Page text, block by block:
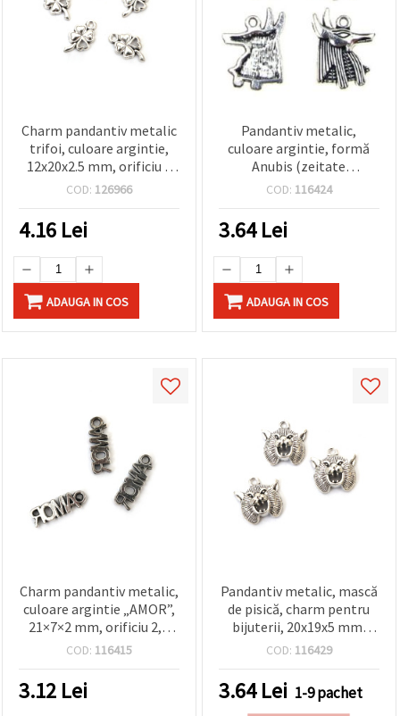
Charm pandantiv metalic
trifoi, culoare argintie,
12x20x2.5 mm, orificiu 2
mm - set 10 bucăți
COD: 126966
4.16 Lei
ADAUGA IN COS
Pandantiv metalic,
culoare argintie, formă
Anubis (zeitate
egipteană), 20x15x2 mm,
COD: 116424
3.64Lei
ADAUGA IN COS
Charm pandantiv metalic,
culoare argintie „AMOR”,
21×7×2 mm, orificiu 2,5
mm – set 10 bucăți,
și DIY
COD: 116415
3.12 Lei
Pandantiv metalic, mască
de pisică, charm pentru
bijuterii, 20x19x5 mm,
gaură: 2 mm, culoare
COD: 116429
3.64Lei 1-9 pachet